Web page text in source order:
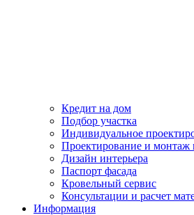
Кредит на дом
Подбор участка
Индивидуальное
Проектирование и
Дизайн интерьера
Паспорт фасада
Кровельный сервис
Консультации и расчет
Информация